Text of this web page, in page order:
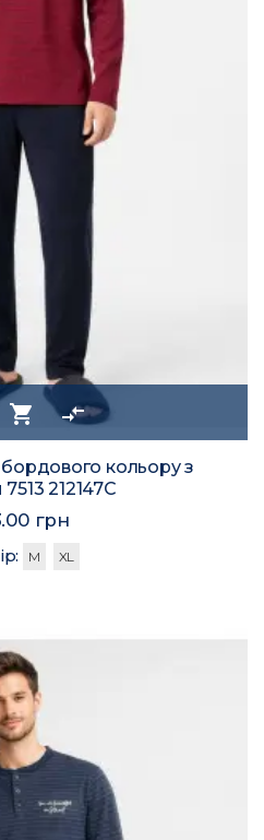
shopping_cart compare_arrows
кольору з
212147C
грн
M XL